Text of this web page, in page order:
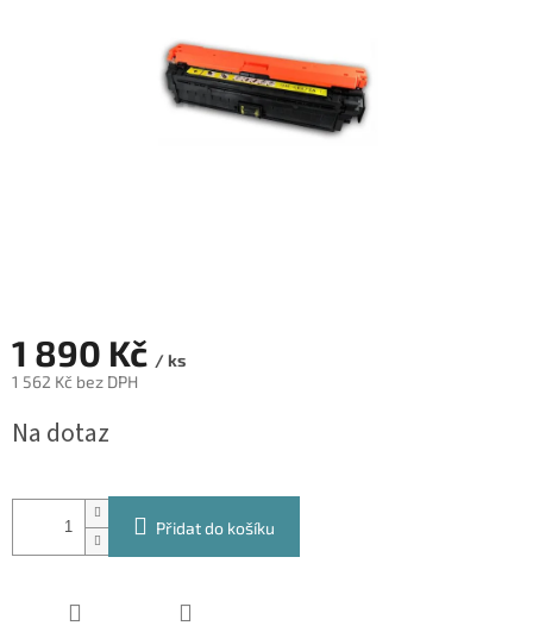
1 890 Kč / ks
1 562 Kč bez DPH
cena:
Na dotaz
Přidat do košíku